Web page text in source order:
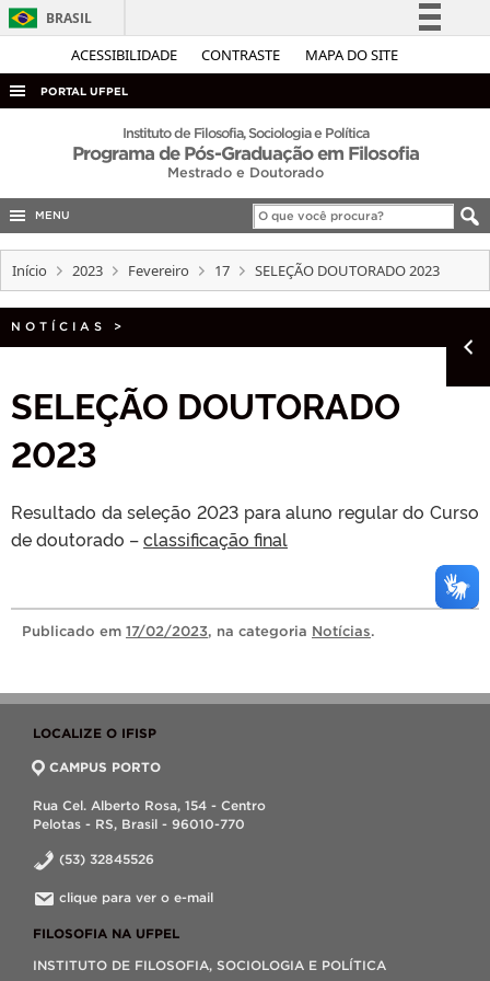
ACESSIBILIDADE CONTRASTE MAPA DO SITE
BRASIL
Simplifique!
Acesso à informação
Canais
PORTAL UFPEL
ACESSO À INFORMAÇÃO
AUDITORIA
EDITAIS
TELEFONES
Instituto de Filosofia, Sociologia e Política
Programa de Pós-Graduação em Filosofia
Mestrado e Doutorado
MENU
Início 2023 Fevereiro 17 SELEÇÃO DOUTORADO 2023
NOTÍCIAS >
SELEÇÃO DOUTORADO
2023
Resultado da seleção 2023 para aluno regular do Curso
de doutorado –classificação final
Publicado em 17/02/2023, na categoria Notícias.
LOCALIZE O IFISP
CAMPUS PORTO
Rua Cel. Alberto Rosa, 154 - Centro
Pelotas - RS, Brasil - 96010-770
(53) 32845526
clique para ver o e-mail
FILOSOFIA NA UFPEL
INSTITUTO DE FILOSOFIA, SOCIOLOGIA E POLÍTICA